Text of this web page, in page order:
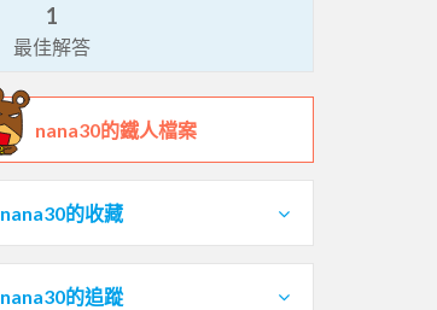
1
最佳解答
nana30的鐵人檔案
nana30的收藏
nana30的追蹤